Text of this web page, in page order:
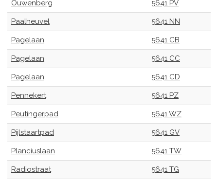
Ouwenberg 5641 PV
Paalheuvel 5641 NN
Pagelaan 5641 CB
Pagelaan 5641 CC
Pagelaan 5641 CD
Pennekert 5641 PZ
Peutingerpad 5641 WZ
Pijlstaartpad 5641 GV
Planciuslaan 5641 TW
Radiostraat 5641 TG